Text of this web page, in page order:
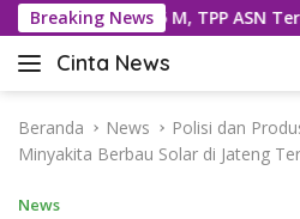
a
Breaking News
Rp25 M, TPP ASN Terancam
Cinta News
C
n
t
N
Beranda News
Polisi dan
Minyakita Berbau Solar di Jateng
News